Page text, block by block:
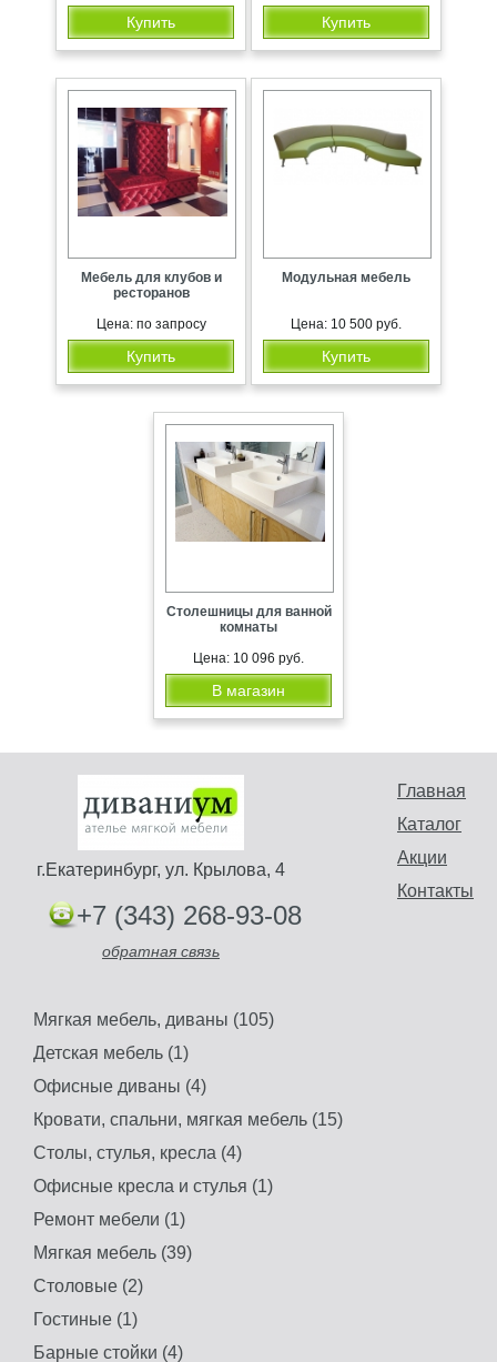
Купить Купить
Мебель для клубов и
ресторанов
Цена: по запросу
Купить
Модульная мебель
Цена: 10 500 руб.
Купить
Столешницы для ванной
комнаты
Цена: 10 096 руб.
В магазин
Главная
Каталог
Акции
Контакты
г.Екатеринбург, ул. Крылова, 4
+7 (343) 268-93-08
обратная связь
Мягкая мебель, диваны (105)
Детская мебель (1)
Офисные диваны (4)
Кровати, спальни, мягкая мебель (15)
Столы, стулья, кресла (4)
Офисные кресла и стулья (1)
Ремонт мебели (1)
Мягкая мебель (39)
Столовые (2)
Гостиные (1)
Барные стойки (4)